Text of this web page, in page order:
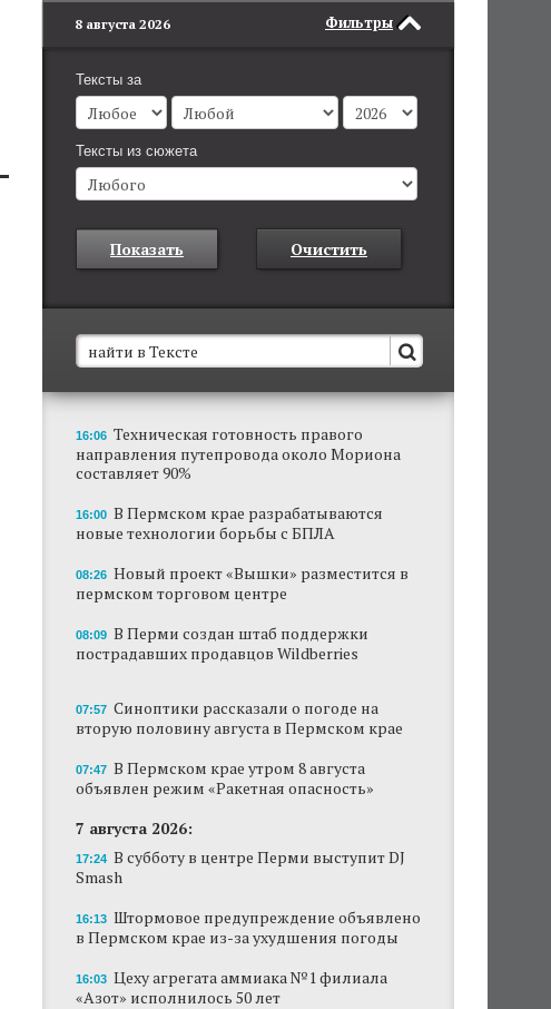
Фильтры
8 августа 2026
Тексты за
Тексты из сюжета
Показать Очистить
В Пермском крае установят новые станции
обнаружения беспилотников
Они используются для обнаружения и
отслеживания БПЛА в воздухе.
Новый проект «Вышки» разместится в
пермском торговом центре
В Перми создан штаб поддержки
В субботу в центре Перми выступит DJ Smash
Сеть «Иль де Ботэ» уходит из Перми
с брошенными автомобилями
на 30%
Власти вернулись к проекту большого
16:06 Техническая готовность правого
направления путепровода около Мориона
составляет 90%
16:00 В Пермском крае разрабатываются
новые технологии борьбы с БПЛА
08:26 Новый проект «Вышки» разместится в
пермском торговом центре
08:09 В Перми создан штаб поддержки
пострадавших продавцов Wildberries
07:57 Синоптики рассказали о погоде на
вторую половину августа в Пермском крае
07:47 В Пермском крае утром 8 августа
объявлен режим «Ракетная опасность»
7 августа 2026:
17:24 В субботу в центре Перми выступит DJ
Smash
16:13 Штормовое предупреждение объявлено
в Пермском крае из-за ухудшения погоды
16:03 Цеху агрегата аммиака №1 филиала
«Азот» исполнилось 50 лет